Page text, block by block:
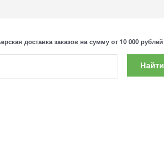
доставка заказов на сумму от 10 000 рублей
Найти